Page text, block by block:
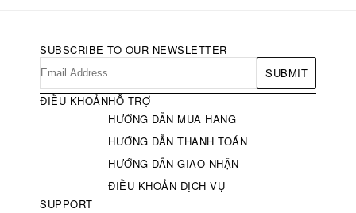
SUBSCRIBE TO OUR NEWSLETTER
SUBMIT
ĐIỀU KHOẢNHỖ TRỢ
HƯỚNG DẪN MUA HÀNG
HƯỚNG DẪN THANH TOÁN
HƯỚNG DẪN GIAO NHẬN
ĐIỀU KHOẢN DỊCH VỤ
SUPPORT